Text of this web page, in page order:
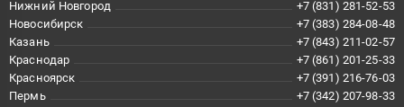
Нижний Новгород
+7 (831) 281-52-53
Новосибирск
+7 (383) 284-08-48
Казань
+7 (843) 211-02-57
Краснодар
+7 (861) 201-25-33
Красноярск
+7 (391) 216-76-03
Пермь
+7 (342) 207-98-33